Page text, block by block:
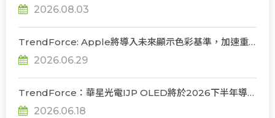
2026.08.03
TrendForce: Apple將導入未來顯示色彩基準，加速重
2026.06.29
TrendForce：華星光電IJP OLED將於2026下半年導入
2026.06.18